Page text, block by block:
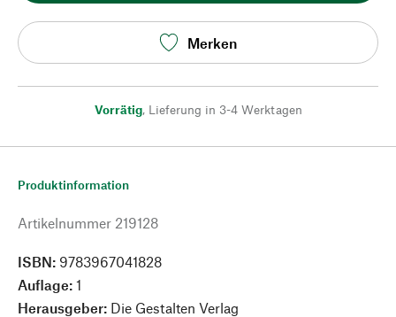
Merken
Vorrätig, Lieferung in 3-4 Werktagen
Produktinformation
Artikelnummer 219128
ISBN: 9783967041828
Auflage: 1
Herausgeber: Die Gestalten Verlag